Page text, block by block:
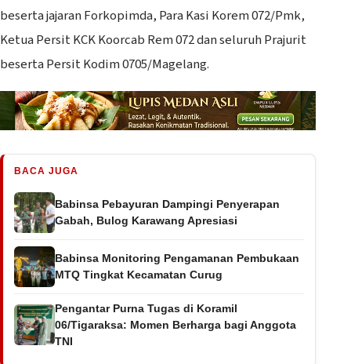
beserta jajaran Forkopimda, Para Kasi Korem 072/Pmk,
Ketua Persit KCK Koorcab Rem 072 dan seluruh Prajurit
beserta Persit Kodim 0705/Magelang.
BACA JUGA
Babinsa Pebayuran Dampingi Penyerapan
Gabah, Bulog Karawang Apresiasi
Babinsa Monitoring Pengamanan Pembukaan
MTQ Tingkat Kecamatan Curug
Pengantar Purna Tugas di Koramil
06/Tigaraksa: Momen Berharga bagi Anggota
TNI